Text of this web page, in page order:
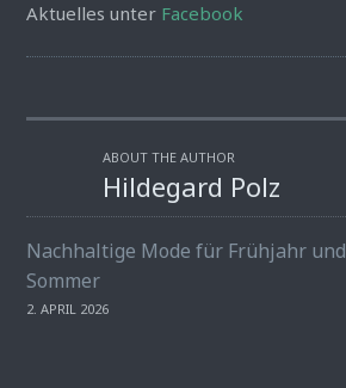
Aktuelles unter Facebook
ABOUT THE AUTHOR
Hildegard Polz
Nachhaltige Mode für Frühjahr und
Sommer
2. APRIL 2026